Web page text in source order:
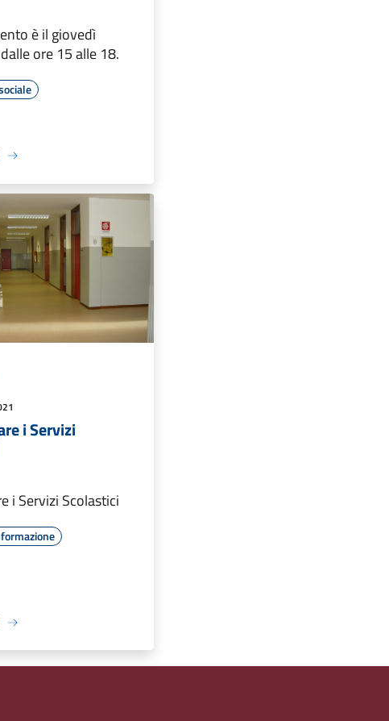
è il giovedì
ore 15 alle 18.
i Servizi
i Servizi Scolastici